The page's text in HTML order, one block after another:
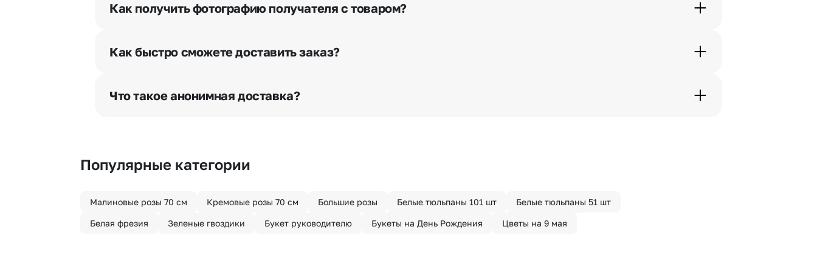
Как получить фотографию получателя с товаром?
разрешения получателя, после чего высылается заказчику на указанный им почтовый адрес в срок от 1 до 3 дней. Услуга
бесплатная.
Как быстро сможете доставить заказ?
часа после оформления заказа.
Что такое анонимная доставка?
Популярные категории
Малиновые розы 70 см Кремовые розы 70 см Большие розы Белые тюльпаны 101 шт Белые тюльпаны 51 шт
Белая фрезия Зеленые гвоздики Букет руководителю Букеты на День Рождения Цветы на 9 мая